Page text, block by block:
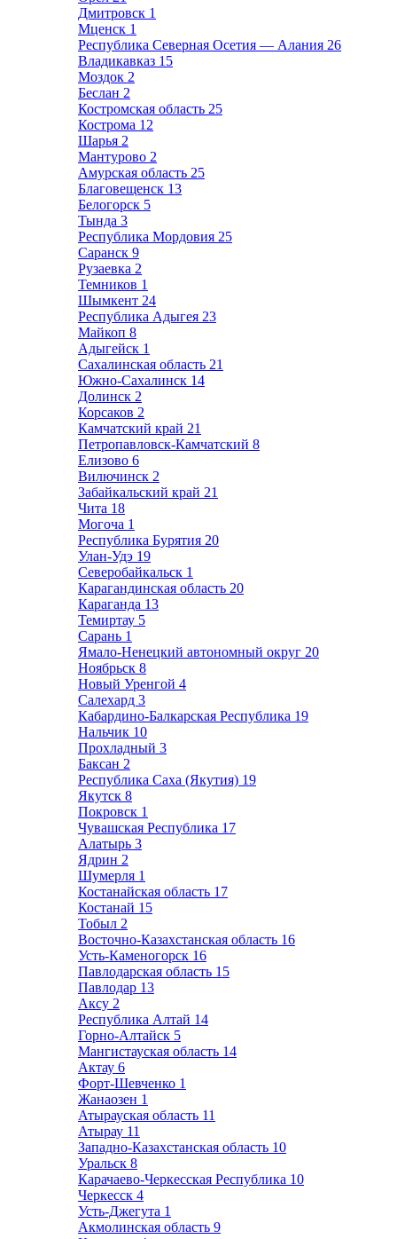
Дмитровск 1
Мценск 1
Республика Северная Осетия — Алания 26
Владикавказ 15
Моздок 2
Беслан 2
Костромская область 25
Кострома 12
Шарья 2
Мантурово 2
Амурская область 25
Благовещенск 13
Белогорск 5
Тында 3
Республика Мордовия 25
Саранск 9
Рузаевка 2
Темников 1
Шымкент 24
Республика Адыгея 23
Майкоп 8
Адыгейск 1
Сахалинская область 21
Южно-Сахалинск 14
Долинск 2
Корсаков 2
Камчатский край 21
Петропавловск-Камчатский 8
Елизово 6
Вилючинск 2
Забайкальский край 21
Чита 18
Могоча 1
Республика Бурятия 20
Улан-Удэ 19
Северобайкальск 1
Карагандинская область 20
Караганда 13
Темиртау 5
Сарань 1
Ямало-Ненецкий автономный округ 20
Ноябрьск 8
Новый Уренгой 4
Салехард 3
Кабардино-Балкарская Республика 19
Нальчик 10
Прохладный 3
Баксан 2
Республика Саха (Якутия) 19
Якутск 8
Покровск 1
Чувашская Республика 17
Алатырь 3
Ядрин 2
Шумерля 1
Костанайская область 17
Костанай 15
Тобыл 2
Восточно-Казахстанская область 16
Усть-Каменогорск 16
Павлодарская область 15
Павлодар 13
Аксу 2
Республика Алтай 14
Горно-Алтайск 5
Мангистауская область 14
Актау 6
Форт-Шевченко 1
Жанаозен 1
Атырауская область 11
Атырау 11
Западно-Казахстанская область 10
Уральск 8
Карачаево-Черкесская Республика 10
Черкесск 4
Усть-Джегута 1
Акмолинская область 9